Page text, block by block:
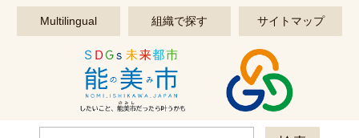
このページの本文へ移動する
Multilingual 組織で探す サイトマップ